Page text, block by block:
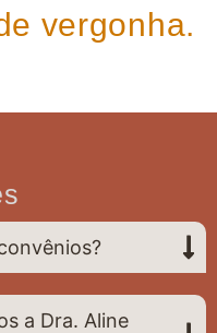
vergonha.
a Dra. Aline